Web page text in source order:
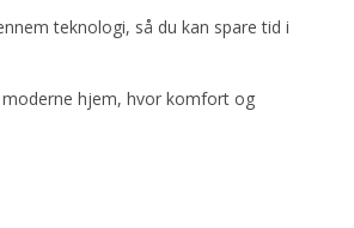
teknologi, så du kan spare tid i
moderne hjem, hvor komfort og